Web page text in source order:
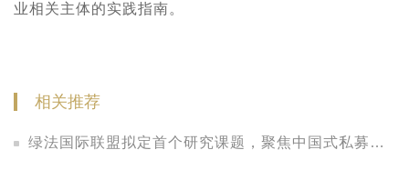
业相关主体的实践指南。
相关推荐
绿法国际联盟拟定首个研究课题，聚焦中国式私募股权LP的法律观察